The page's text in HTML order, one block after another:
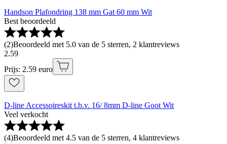
Handson Plafondring 138 mm Gat 60 mm Wit
Best beoordeeld
(2)Beoordeeld met 5.0 van de 5 sterren, 2 klantreviews
2.59
Prijs: 2.59 euro
D-line Accessoireskit t.b.v. 16/ 8mm D-line Goot Wit
Veel verkocht
(4)Beoordeeld met 4.5 van de 5 sterren, 4 klantreviews